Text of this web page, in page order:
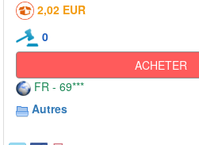
2,02 EUR
0
ACHETER
FR - 69***
Autres